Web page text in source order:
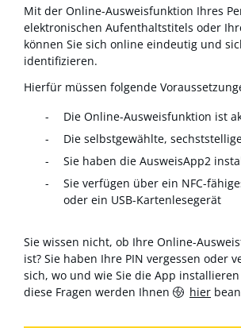
Mit der Online-Ausweisfunktion Ihres
elektronischen Aufenthaltstitels oder
können Sie sich online eindeutig und
identifizieren.
Hierfür müssen folgende
Die Online-Ausweisfunktion ist
Die selbstgewählte,
Sie haben die AusweisApp2
Sie verfügen über ein NFC-
oder ein USB-Kartenlesegerät
Sie wissen nicht, ob Ihre Online-
ist? Sie haben Ihre PIN vergessen oder
sich, wo und wie Sie die App installieren
diese Fragen werden Ihnen
hier